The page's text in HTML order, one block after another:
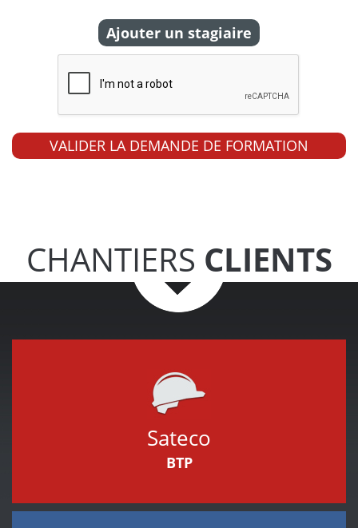
Ajouter un stagiaire
CHANTIERS CLIENTS
Sateco
BTP